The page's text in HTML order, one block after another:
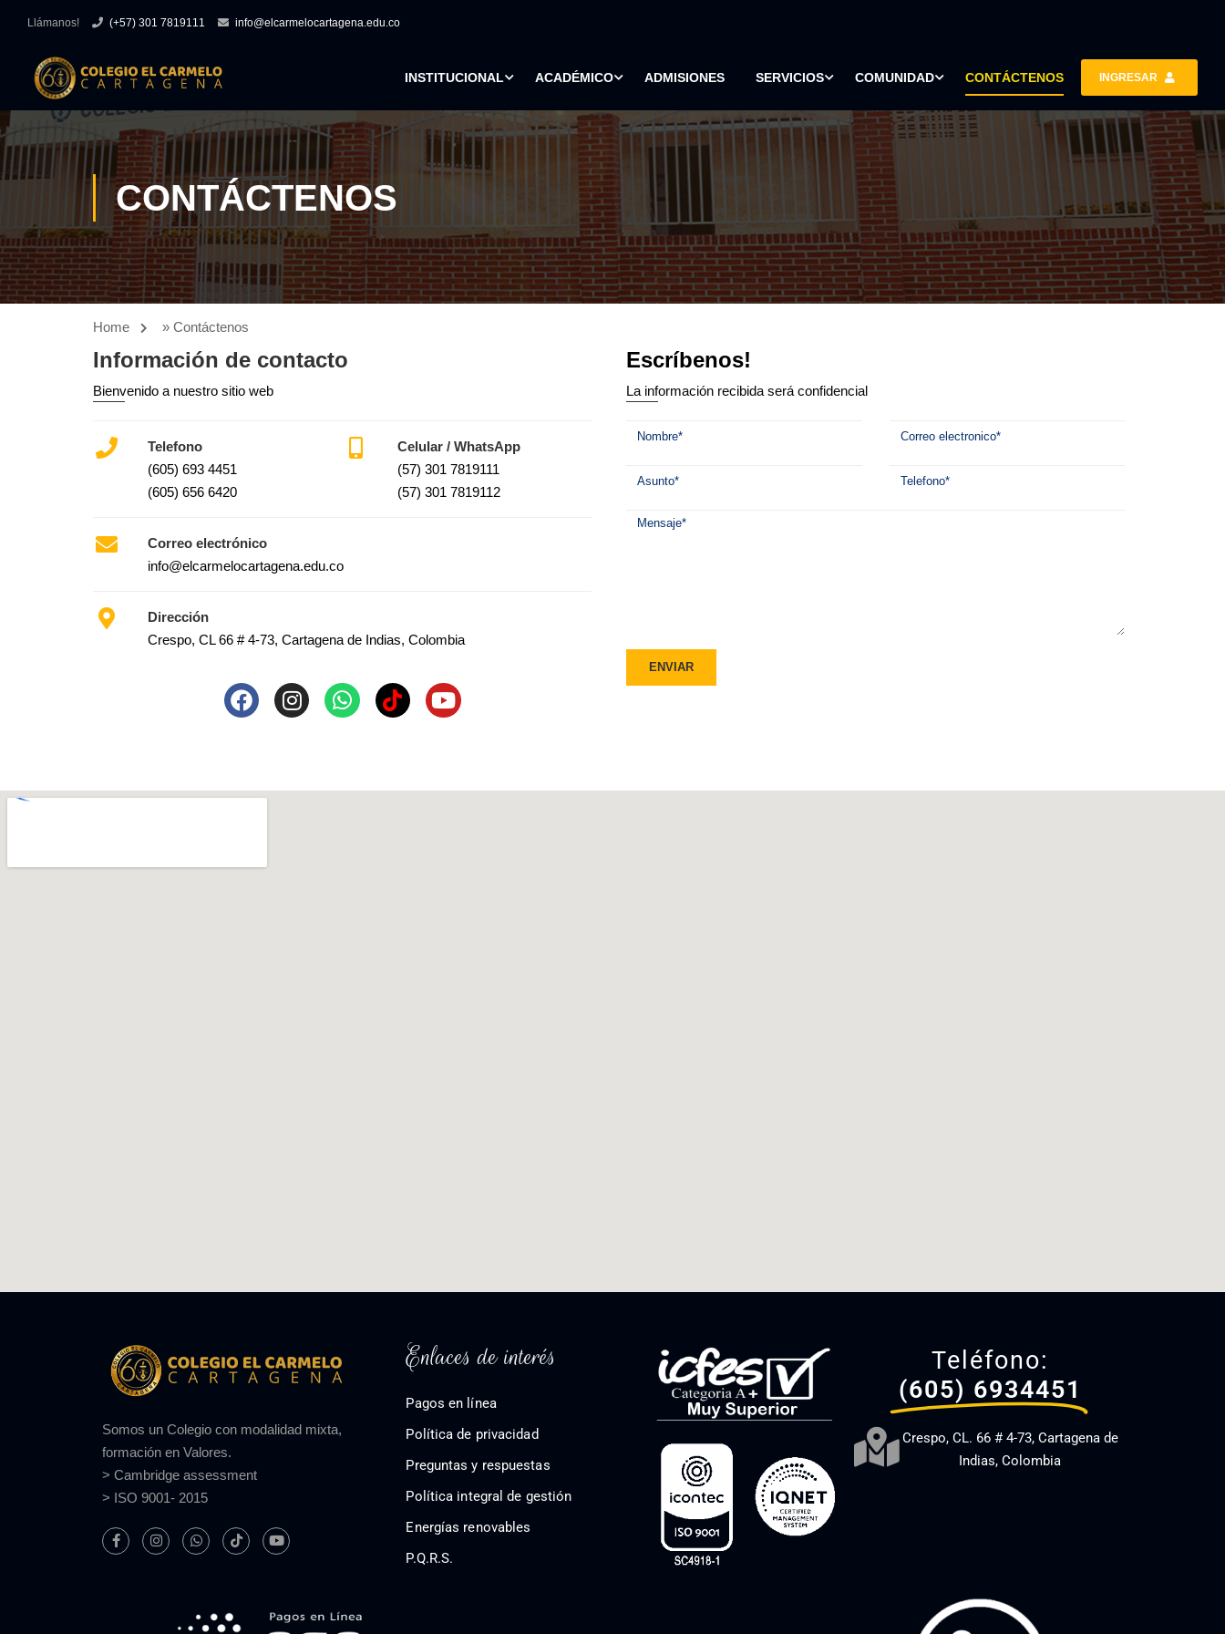
Llámanos! (+57) 301 7819111 info@elcarmelocartagena.edu.co
INSTITUCIONAL ACADÉMICO ADMISIONES SERVICIOS COMUNIDAD CONTÁCTENOS INGRESAR
CONTÁCTENOS
Home » Contáctenos
Información de contacto
Bienvenido a nuestro sitio web
Telefono
(605) 693 4451
(605) 656 6420
Celular / WhatsApp
(57) 301 7819111
(57) 301 7819112
Correo electrónico
info@elcarmelocartagena.edu.co
Dirección
Crespo, CL 66 # 4-73, Cartagena de Indias, Colombia
Escríbenos!
La información recibida será confidencial
Somos un Colegio con modalidad mixta,
formación en Valores.
> Cambridge assessment
> ISO 9001- 2015
Enlaces de interés
Pagos en línea
Política de privacidad
Preguntas y respuestas
Política integral de gestión
Energías renovables
P.Q.R.S.
Teléfono:
(605) 6934451
Crespo, CL. 66 # 4-73, Cartagena de
Indias, Colombia